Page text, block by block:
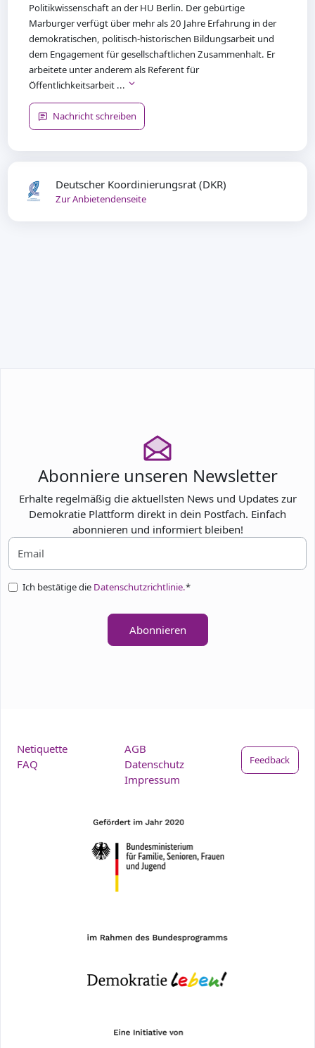
Deutscher Koordinierungsrat (DKR)
Zur Anbietendenseite
Politikwissenschaft an der HU Berlin. Der gebürtige
Marburger verfügt über mehr als 20 Jahre Erfahrung in der
demokratischen, politisch-historischen Bildungsarbeit und
dem Engagement für gesellschaftlichen Zusammenhalt. Er
arbeitete unter anderem als Referent für
Öffentlichkeitsarbeit ...
Nachricht schreiben
Abonniere unseren Newsletter
Erhalte regelmäßig die aktuellsten News und Updates zur
Demokratie Plattform direkt in dein Postfach. Einfach
abonnieren und informiert bleiben!
Ich bestätige die Datenschutzrichtlinie.*
Abonnieren
Netiquette
FAQ
AGB
Datenschutz
Impressum
Feedback